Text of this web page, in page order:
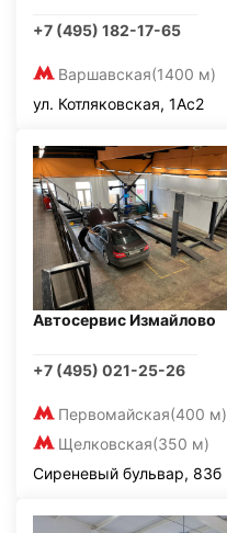
+7 (495) 182-17-65
Варшавская(1400 м)
ул. Котляковская, 1Ас2
Автосервис Измайлово
+7 (495) 021-25-26
Первомайская(400 м)
Щелковская(350 м)
Сиреневый бульвар, 83б